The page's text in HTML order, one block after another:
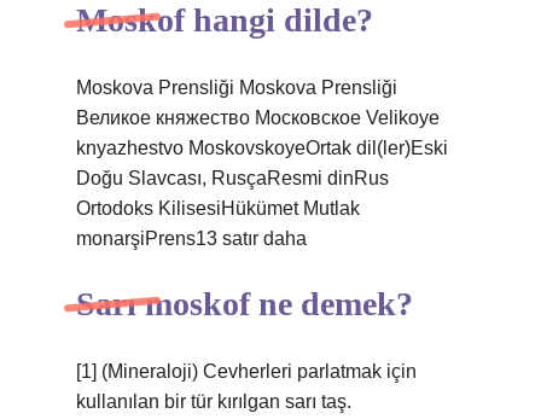
Moskof hangi dilde?
Moskova Prensliği Moskova Prensliği
Великое княжество Московское Velikoye
knyazhestvo MoskovskoyeOrtak dil(ler)Eski
Doğu Slavcası, RusçaResmi dinRus
Ortodoks KilisesiHükümet Mutlak
monarşiPrens13 satır daha
Sarı moskof ne demek?
[1] (Mineraloji) Cevherleri parlatmak için
kullanılan bir tür kırılgan sarı taş.